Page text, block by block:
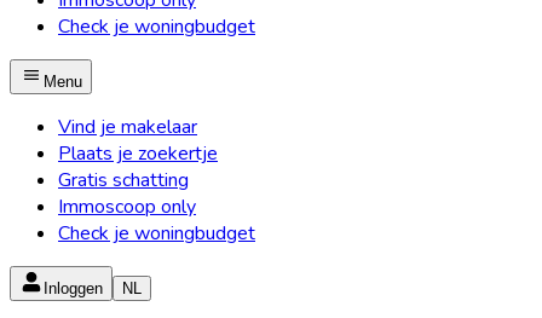
Check je woningbudget
Menu
Vind je makelaar
Plaats je zoekertje
Gratis schatting
Immoscoop only
Check je woningbudget
Inloggen NL